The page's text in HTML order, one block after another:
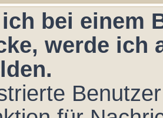
bei einem
werde ich